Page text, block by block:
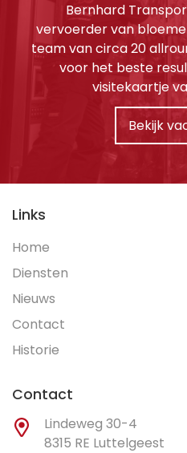
Bernhard
vervoerder van
team van circa 20
voor het beste
visitekaartje
Bekijk
Links
Home
Diensten
Nieuws
Contact
Historie
Contact
Lindeweg 30-4
8315 RE Luttelgeest